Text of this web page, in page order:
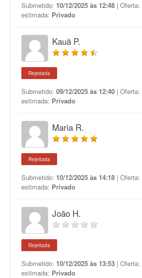
Submetido: 10/12/2025 às 12:48 | Oferta:
estimada: Privado
Kauã P.
Rejeitada
Submetido: 09/12/2025 às 12:40 | Oferta:
estimada: Privado
Maria R.
Rejeitada
Submetido: 10/12/2025 às 14:18 | Oferta:
estimada: Privado
João H.
Rejeitada
Submetido: 10/12/2025 às 13:53 | Oferta:
estimada: Privado